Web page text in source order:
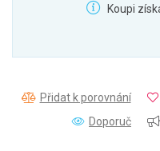
Koupi
Přidat k porovnání
Doporuč